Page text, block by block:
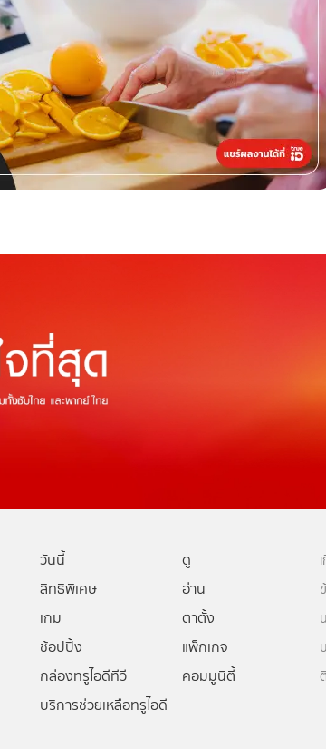
วันนี้
ดู
สิทธิพิเศษ
อ่าน
เกม
ตาตั้ง
ช้อปปิ้ง
แพ็กเกจ
กล่องทรูไอดีทีวี
คอมมูนิตี้
บริการช่วยเหลือทรูไอดี